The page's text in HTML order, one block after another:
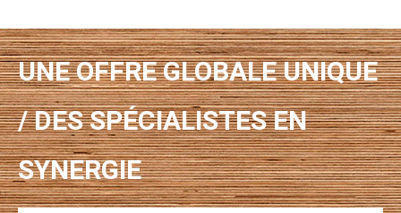
UNE OFFRE GLOBALE UNIQUE
/ DES SPÉCIALISTES EN
SYNERGIE